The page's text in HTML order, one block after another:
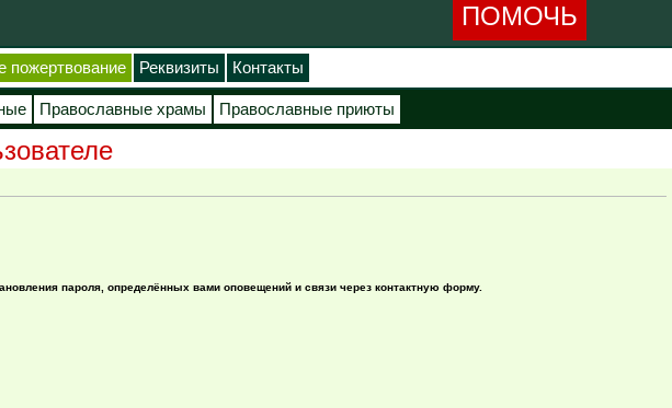
ПОМОЧЬ
пожертвование Реквизиты Контакты
Православные храмы Православные приюты
пароля, определённых вами оповещений и связи через контактную форму.